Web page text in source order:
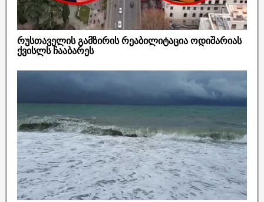
რუსთაველის გამზირის რეაბილიტაცია ოდიშარიას
ქვისლს ჩააბარეს